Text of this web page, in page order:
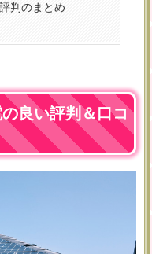
判のまとめ
良い評判＆口コ